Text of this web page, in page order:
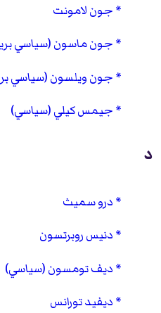
جون لامونت
جون ماسون (سياسي
جون ويلسون (سياسي
جيمس كيلي (سياسي)
د
درو سميث
دنيس روبرتسون
ديف تومسون (سياسي)
ديفيد تورانس